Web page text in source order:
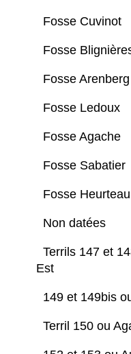
Fosse Cuvinot
Fosse
Fosse Arenberg
Fosse Ledoux
Fosse Agache
Fosse Sabatier
Fosse Heurteau
Non datées
Terrils 147 et
Est
149 et 149bis
Terril 150 ou